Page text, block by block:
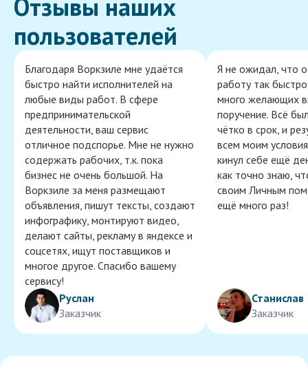
Отзывы наших
пользователей
Благодаря Воркзиле мне удаётся
быстро найти исполнителей на
любые виды работ. В сфере
предпринимательской
деятельности, ваш сервис
отличное подспорье. Мне не нужно
содержать рабочих, т.к. пока
бизнес не очень большой. На
Воркзиле за меня размещают
объявления, пишут тексты, создают
инфографику, монтируют видео,
делают сайты, рекламу в яндексе и
соцсетях, ищут поставщиков и
многое другое. Спасибо вашему
сервису!
Руслан
Заказчик
Я не ожидал, что
работу так
много желающих
поручение. Всё
чётко в срок, и
всем моим
кинул себе ещё
как точно знаю,
своим Личным
ещё много раз!
Станислав
Заказчик